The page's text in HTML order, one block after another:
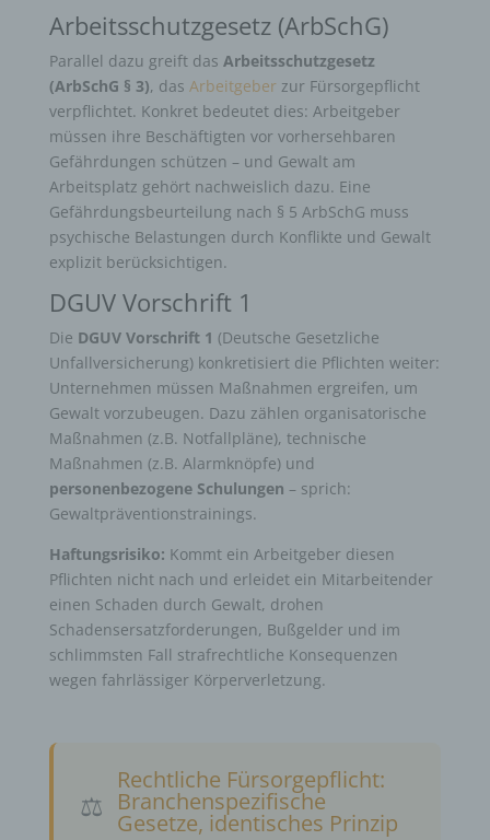
Arbeitsschutzgesetz (ArbSchG)
Parallel dazu greift das Arbeitsschutzgesetz
(ArbSchG § 3), das Arbeitgeberzur Fürsorgepflicht
verpflichtet. Konkret bedeutet dies: Arbeitgeber
müssen ihre Beschäftigten vor vorhersehbaren
Gefährdungen schützen – und Gewalt am
Arbeitsplatz gehört nachweislich dazu. Eine
Gefährdungsbeurteilung nach § 5 ArbSchG muss
psychische Belastungen durch Konflikte und Gewalt
explizit berücksichtigen.
DGUV Vorschrift 1
Die DGUV Vorschrift 1 (Deutsche Gesetzliche
Unfallversicherung) konkretisiert die Pflichten weiter:
Unternehmen müssen Maßnahmen ergreifen, um
Gewalt vorzubeugen. Dazu zählen organisatorische
Maßnahmen (z.B. Notfallpläne), technische
Maßnahmen (z.B. Alarmknöpfe) und
personenbezogene Schulungen – sprich:
Gewaltpräventionstrainings.
Haftungsrisiko: Kommt ein Arbeitgeber diesen
Pflichten nicht nach und erleidet ein Mitarbeitender
einen Schaden durch Gewalt, drohen
Schadensersatzforderungen, Bußgelder und im
schlimmsten Fall strafrechtliche Konsequenzen
wegen fahrlässiger Körperverletzung.
⚖️
Rechtliche Fürsorgepflicht:
Branchenspezifische
Gesetze, identisches Prinzip